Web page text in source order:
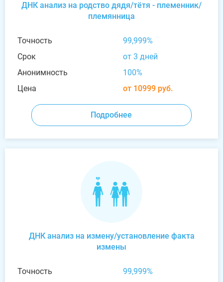
ДНК анализ на родство дядя/тётя - племенник/
племянница
Точность
99,999%
Срок
от 3 дней
Анонимность
100%
Цена
от 10999 руб.
Подробнее
ДНК анализ на измену/установление факта
измены
Точность
99,999%